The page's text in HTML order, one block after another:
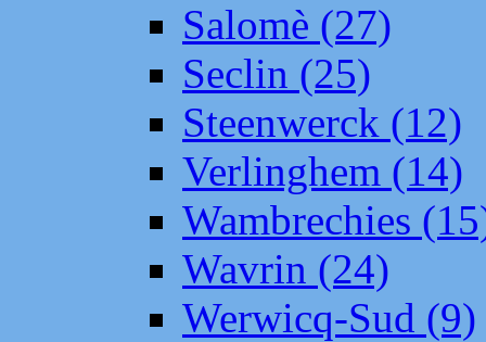
Salomè (27)
Seclin (25)
Steenwerck (12)
Verlinghem (14)
Wambrechies
Wavrin (24)
Werwicq-Sud (9)